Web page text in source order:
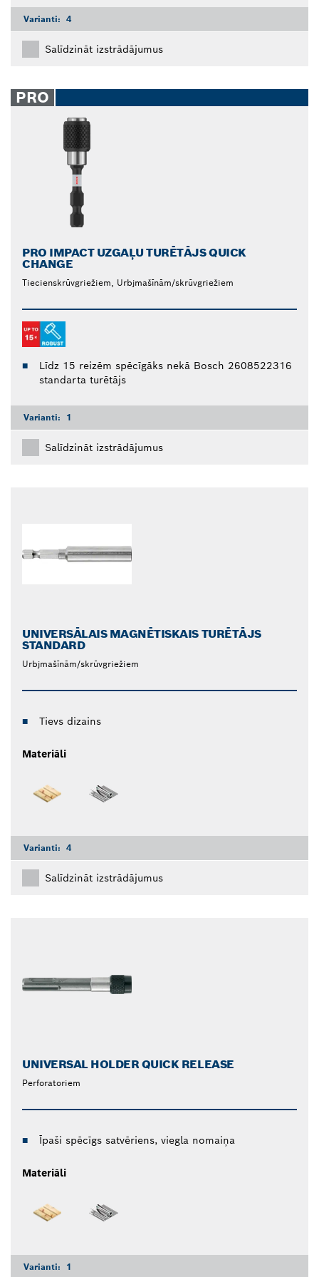
Varianti: 4
Salīdzināt izstrādājumus
PRO
PRO IMPACT UZGAĻU TURĒTĀJS QUICK
CHANGE
Tiecienskrūvgriežiem, Urbjmašīnām/skrūvgriežiem
Līdz 15 reizēm spēcīgāks nekā Bosch 2608522316
standarta turētājs
Varianti: 1
Salīdzināt izstrādājumus
UNIVERSĀLAIS MAGNĒTISKAIS TURĒTĀJS
STANDARD
Urbjmašīnām/skrūvgriežiem
Tievs dizains
Materiāli
Varianti: 4
Salīdzināt izstrādājumus
UNIVERSAL HOLDER QUICK RELEASE
Perforatoriem
Īpaši spēcīgs satvēriens, viegla nomaiņa
Materiāli
Varianti: 1